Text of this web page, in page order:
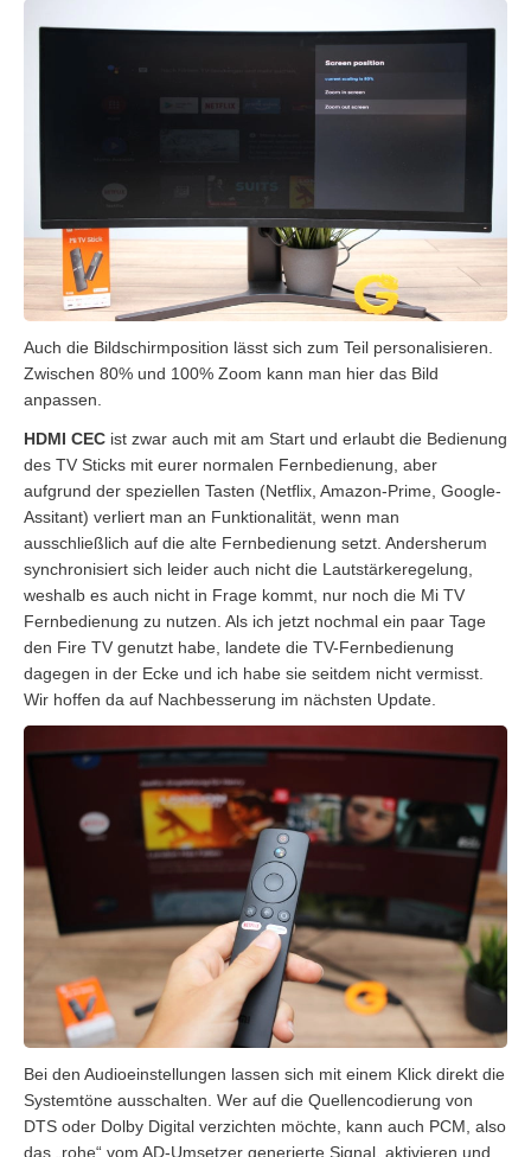
Auch die Bildschirmposition lässt sich zum Teil personalisieren.
Zwischen 80% und 100% Zoom kann man hier das Bild
anpassen.
HDMI CEC ist zwar auch mit am Start und erlaubt die Bedienung
des TV Sticks mit eurer normalen Fernbedienung, aber
aufgrund der speziellen Tasten (Netflix, Amazon-Prime, Google-
Assitant) verliert man an Funktionalität, wenn man
ausschließlich auf die alte Fernbedienung setzt. Andersherum
synchronisiert sich leider auch nicht die Lautstärkeregelung,
weshalb es auch nicht in Frage kommt, nur noch die Mi TV
Fernbedienung zu nutzen. Als ich jetzt nochmal ein paar Tage
den Fire TV genutzt habe, landete die TV-Fernbedienung
dagegen in der Ecke und ich habe sie seitdem nicht vermisst.
Wir hoffen da auf Nachbesserung im nächsten Update.
Bei den Audioeinstellungen lassen sich mit einem Klick direkt die
Systemtöne ausschalten. Wer auf die Quellencodierung von
DTS oder Dolby Digital verzichten möchte, kann auch PCM, also
das „rohe“ vom AD-Umsetzer generierte Signal, aktivieren und